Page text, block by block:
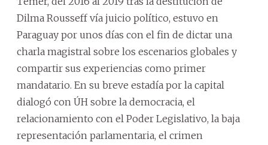
Dilma Rousseff vía juicio político, estuvo en
Paraguay por unos días con el fin de dictar una
charla magistral sobre los escenarios globales y
compartir sus experiencias como primer
mandatario. En su breve estadía por la capital
dialogó con ÚH sobre la democracia, el
relacionamiento con el Poder Legislativo, la baja
representación parlamentaria, el crimen